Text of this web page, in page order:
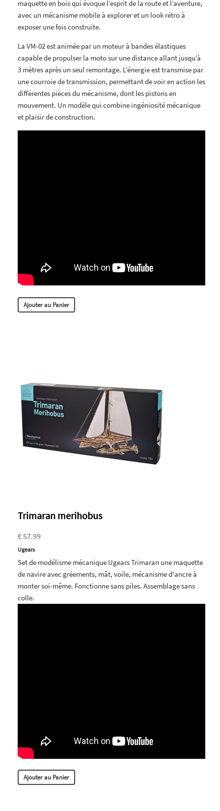
maquette en bois qui évoque l’esprit de la route et l’aventure,
avec un mécanisme mobile à explorer et un look rétro à
exposer une fois construite.
La VM-02 est animée par un moteur à bandes élastiques
capable de propulser la moto sur une distance allant jusqu’à
3 mètres après un seul remontage. L’énergie est transmise par
une courroie de transmission, permettant de voir en action les
différentes pièces du mécanisme, dont les pistons en
mouvement. Un modèle qui combine ingéniosité mécanique
et plaisir de construction.
Ajouter au Panier
Trimaran merihobus
€ 57.99
Ugears
Set de modélisme mécanique Ugears Trimaran une maquette
de navire avec gréements, mât, voile, mécanisme d'ancre à
monter soi-même. Fonctionne sans piles. Assemblage sans
colle.
Ajouter au Panier